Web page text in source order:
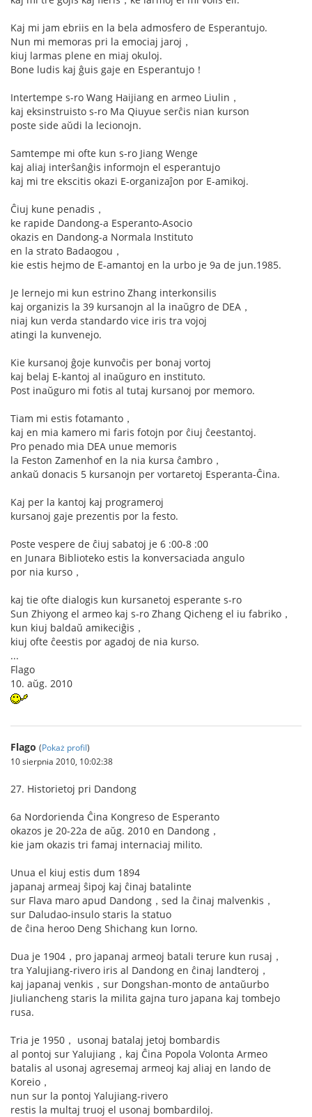
Kaj mi jam ebriis en la bela admosfero de Esperantujo.
Nun mi memoras pri la emociaj jaroj，
kiuj larmas plene en miaj okuloj.
Bone ludis kaj ĝuis gaje en Esperantujo！
Intertempe s-ro Wang Haijiang en armeo Liulin，
kaj eksinstruisto s-ro Ma Qiuyue serĉis nian kurson
poste side aŭdi la lecionojn.
Samtempe mi ofte kun s-ro Jiang Wenge
kaj aliaj interŝanĝis informojn el esperantujo
kaj mi tre ekscitis okazi E-organizaĵon por E-amikoj.
Ĉiuj kune penadis，
ke rapide Dandong-a Esperanto-Asocio
okazis en Dandong-a Normala Instituto
en la strato Badaogou，
kie estis hejmo de E-amantoj en la urbo je 9a de jun.1985.
Je lernejo mi kun estrino Zhang interkonsilis
kaj organizis la 39 kursanojn al la inaŭgro de DEA，
niaj kun verda standardo vice iris tra vojoj
atingi la kunvenejo.
Kie kursanoj ĝoje kunvoĉis per bonaj vortoj
kaj belaj E-kantoj al inaŭguro en instituto.
Post inaŭguro mi fotis al tutaj kursanoj por memoro.
Tiam mi estis fotamanto，
kaj en mia kamero mi faris fotojn por ĉiuj ĉeestantoj.
Pro penado mia DEA unue memoris
la Feston Zamenhof en la nia kursa ĉambro，
ankaŭ donacis 5 kursanojn per vortaretoj Esperanta-Ĉina.
Kaj per la kantoj kaj programeroj
kursanoj gaje prezentis por la festo.
Poste vespere de ĉiuj sabatoj je 6 :00-8 :00
en Junara Biblioteko estis la konversaciada angulo
por nia kurso，
kaj tie ofte dialogis kun kursanetoj esperante s-ro
Sun Zhiyong el armeo kaj s-ro Zhang Qicheng el iu fabriko，
kun kiuj baldaŭ amikeciĝis，
kiuj ofte ĉeestis por agadoj de nia kurso.
...
Flago
10. aŭg. 2010
Flago (Pokaż profil)
10 sierpnia 2010, 10:02:38
27. Historietoj pri Dandong
6a Nordorienda Ĉina Kongreso de Esperanto
okazos je 20-22a de aŭg. 2010 en Dandong，
kie jam okazis tri famaj internaciaj milito.
Unua el kiuj estis dum 1894
japanaj armeaj ŝipoj kaj ĉinaj batalinte
sur Flava maro apud Dandong，sed la ĉinaj malvenkis，
sur Daludao-insulo staris la statuo
de ĉina heroo Deng Shichang kun lorno.
Dua je 1904，pro japanaj armeoj batali terure kun rusaj，
tra Yalujiang-rivero iris al Dandong en ĉinaj landteroj，
kaj japanaj venkis，sur Dongshan-monto de antaŭurbo
Jiuliancheng staris la milita gajna turo japana kaj tombejo
rusa.
Tria je 1950， usonaj batalaj jetoj bombardis
al pontoj sur Yalujiang，kaj Ĉina Popola Volonta Armeo
batalis al usonaj agresemaj armeoj kaj aliaj en lando de
Koreio，
nun sur la pontoj Yalujiang-rivero
restis la multaj truoj el usonaj bombardiloj.